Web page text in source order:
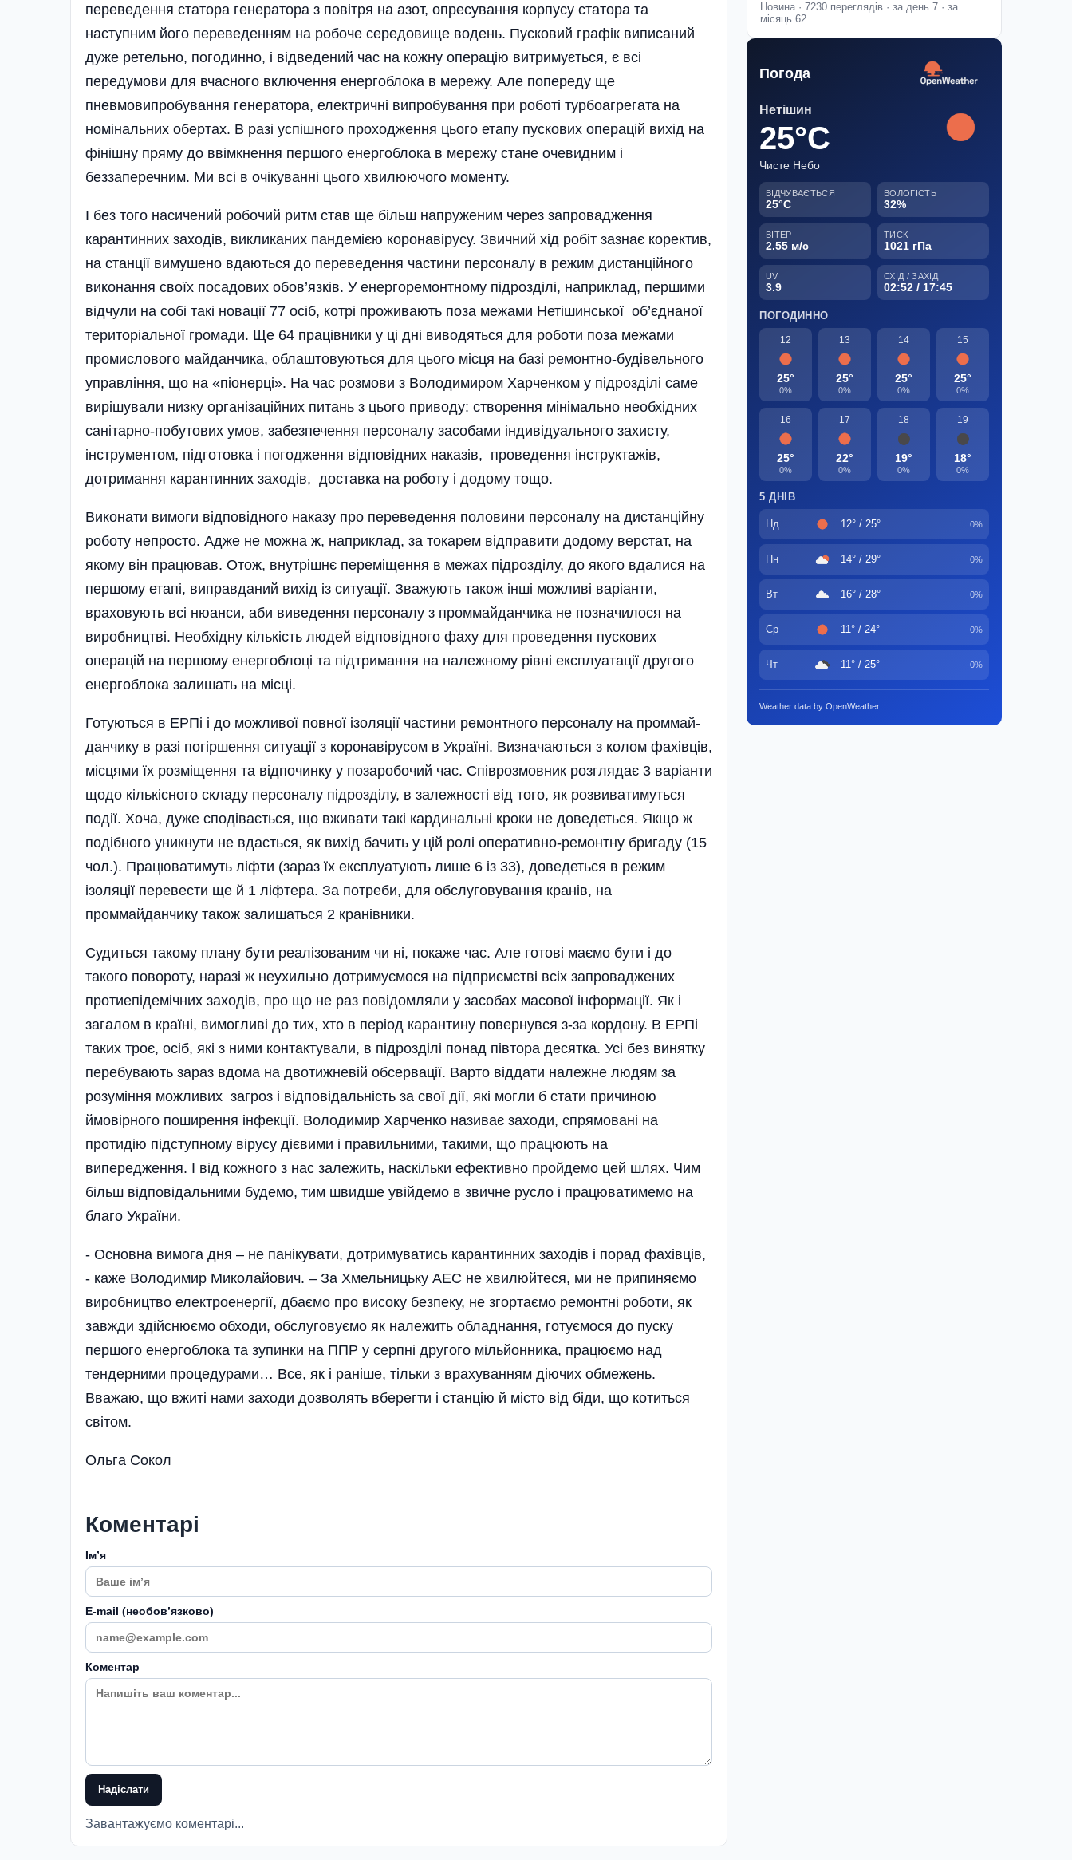
переведення статора генератора з повітря на азот, опресування корпусу статора та
наступним його переведенням на робоче середовище водень. Пусковий графік виписаний
дуже ретельно, погодинно, і відведений час на кожну операцію витримується, є всі
передумови для вчасного включення енергоблока в мережу. Але попереду ще
пневмовипробування генератора, електричні випробування при роботі турбоагрегата на
номінальних обертах. В разі успішного проходження цього етапу пускових операцій вихід на
фінішну пряму до ввімкнення пер­шого енергоблока в мережу стане очевидним і
беззаперечним. Ми всі в очікуванні цього хвилюючого моменту.
І без того насичений робочий ритм став ще більш напруженим через запровадження
карантинних заходів, викликаних пандемією коронавірусу. Звичний хід робіт зазнає коректив,
на станції вимушено вдаються до переведення частини персоналу в режим дистанційного
виконання своїх посадових обов’язків. У енергоремонтному підрозділі, наприклад, першими
відчули на собі такі новації 77 осіб, котрі проживають поза межами Нетішинської об’єднаної
територіальної громади. Ще 64 працівники у ці дні виводяться для роботи поза межа­ми
промислового майданчика, об­лаштовуються для цього місця на базі ремонтно-будівельного
управління, що на «піонерці». На час розмови з Володимиром Харченком у підрозділі саме
вирішували низку організаційних питань з цього приводу: створення мінімально необхідних
санітарно-побутових умов, забезпечення персоналу засобами індивідуального захисту,
інструментом, підготовка і погодження відповідних наказів, проведення інструктажів,
дотриман­ня ка­рантинних заходів, дос­та­в­ка на ро­боту і додому тощо.
Виконати вимоги відповідного наказу про переведення половини персоналу на дистанційну
роботу непросто. Адже не можна ж, наприклад, за токарем відправити додому верстат, на
якому він працював. Отож, внутрішнє переміщення в межах підрозділу, до якого вдалися на
першому етапі, виправданий вихід із ситуації. Зважують також інші можливі варіанти,
враховують всі нюанси, аби виведення персоналу з проммайданчика не позначилося на
виробництві. Необхідну кількість людей відповідного фаху для проведення пускових
операцій на першому енергоблоці та підтримання на належному рівні експлуатації другого
енергоблока залишать на місці.
Готуються в ЕРПі і до можливої повної ізоляції частини ремонтного персоналу на пром­май­
данчику в разі погіршення ситуації з коронавірусом в Україні. Визначаються з колом фахівців,
місцями їх розміщення та відпочинку у позаробочий час. Співрозмовник розглядає 3 варіанти
щодо кількісного складу персоналу підрозділу, в залежності від того, як розвиватимуться
події. Хоча, дуже сподівається, що вживати такі кардинальні кроки не доведеться. Якщо ж
подібного уникнути не вдасться, як вихід бачить у цій ролі оперативно-ремонтну бригаду (15
чол.). Працюватимуть ліфти (зараз їх експлуатують лише 6 із 33), доведеться в режим
ізоляції перевести ще й 1 ліфтера. За потреби, для обслуговування кранів, на
проммайданчику також залишаться 2 кранівники.
Судиться такому плану бути реалізованим чи ні, покаже час. Але готові маємо бути і до
такого повороту, наразі ж неухильно дотримуємося на підприємстві всіх запроваджених
протиепідемічних заходів, про що не раз повідомляли у засобах масової інформації. Як і
загалом в країні, вимогливі до тих, хто в період карантину повернувся з-за кордону. В ЕРПі
таких троє, осіб, які з ними контактували, в підрозділі понад півтора десятка. Усі без винятку
перебувають зараз вдома на двотижневій обсервації. Варто віддати належне людям за
розуміння можливих загроз і відповідальність за свої дії, які могли б стати причиною
ймовірного поширення інфекції. Володимир Харченко називає заходи, спрямовані на
протидію підступному вірусу дієвими і правильними, такими, що працюють на
випередження. І від кожного з нас залежить, наскільки ефективно пройдемо цей шлях. Чим
більш відповідальними будемо, тим швидше увійдемо в звичне русло і працюватимемо на
благо України.
- Основна вимога дня – не панікувати, дотримуватись карантинних заходів і порад фахівців,
- каже Володимир Миколайович. – За Хмельницьку АЕС не хвилюйтеся, ми не припиняємо
виробництво електроенергії, дбаємо про високу безпеку, не згортаємо ремонтні роботи, як
завжди здійснюємо обходи, обслуговуємо як належить обладнання, готуємося до пуску
першого енергоблока та зупинки на ППР у серпні другого мільйонника, працюємо над
тендерними процедурами… Все, як і раніше, тільки з врахуванням діючих обмежень.
Вважаю, що вжиті нами заходи дозволять вберегти і станцію й місто від біди, що котиться
світом.
Ольга Сокол
Коментарі
Імʼя
E-mail (необовʼязково)
Коментар
Надіслати
Завантажуємо коментарі...
Новина · 7230 переглядів · за день 7 · за
місяць 62
Погода
Нетішин
25°C
Чисте Небо
ВІДЧУВАЄТЬСЯ
25°C
ВОЛОГІСТЬ
32%
ВІТЕР
2.55 м/с
ТИСК
1021 гПа
UV
3.9
СХІД / ЗАХІД
02:52 / 17:45
ПОГОДИННО
12
25°
0%
13
25°
0%
14
25°
0%
15
25°
0%
16
25°
0%
17
22°
0%
18
19°
0%
19
18°
0%
5 ДНІВ
Нд 12° / 25° 0%
Пн 14° / 29° 0%
Вт 16° / 28° 0%
Ср 11° / 24° 0%
Чт 11° / 25° 0%
Weather data by OpenWeather